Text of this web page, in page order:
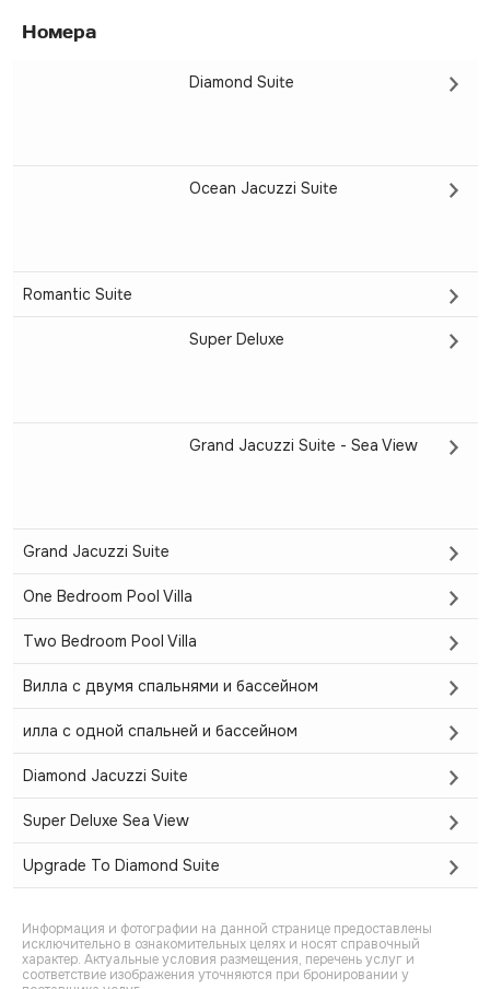
Номера
Diamond Suite
Ocean Jacuzzi Suite
Romantic Suite
Super Deluxe
Grand Jacuzzi Suite - Sea View
Grand Jacuzzi Suite
One Bedroom Pool Villa
Two Bedroom Pool Villa
Вилла с двумя спальнями и бассейном
илла с одной спальней и бассейном
Diamond Jacuzzi Suite
Super Deluxe Sea View
Upgrade To Diamond Suite
Информация и фотографии на данной странице предоставлены
исключительно в ознакомительных целях и носят справочный
характер. Актуальные условия размещения, перечень услуг и
соответствие изображения уточняются при бронировании у